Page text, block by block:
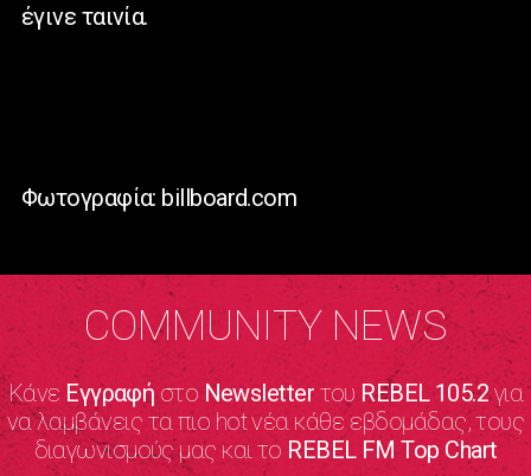
έγινε ταινία.
Φωτογραφία: billboard.com
COMMUNITY NEWS
Κάνε Εγγραφήστο NewsletterτουREBEL 105.2για
να λαμβάνεις τα πιο hot νέα κάθε εβδομάδας, τους
διαγωνισμούς μας και το REBEL FM Top Chart